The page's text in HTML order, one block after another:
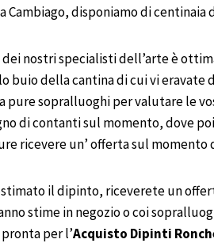
Cambiago, disponiamo di
dei nostri specialisti dell’arte è
buio della cantina di cui vi
pure sopralluoghi per valutare le
di contanti sul momento, dove
ricevere un’ offerta sul momento
il dipinto, riceverete un
stime in negozio o coi
per l’Acquisto Dipinti